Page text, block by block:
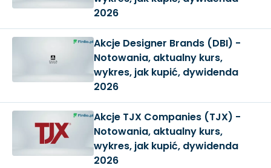
2026
Akcje Designer Brands (DBI) -
Notowania, aktualny kurs,
wykres, jak kupić, dywidenda
2026
Akcje TJX Companies (TJX) -
Notowania, aktualny kurs,
wykres, jak kupić, dywidenda
2026